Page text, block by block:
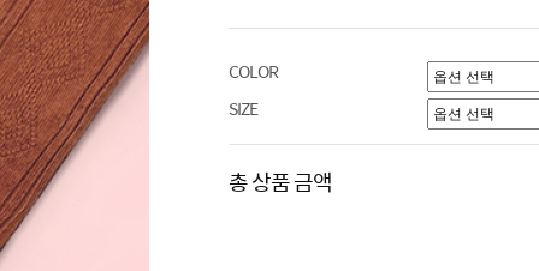
COLOR
SIZE
총 상품 금액